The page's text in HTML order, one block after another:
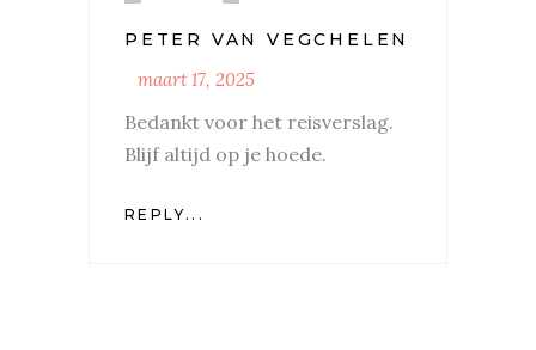
PETER VAN VEGCHELEN
maart 17, 2025
Bedankt voor het reisverslag.
Blijf altijd op je hoede.
REPLY...